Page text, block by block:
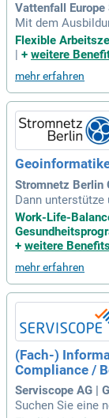
Vattenfall
Mit dem
tung Daten- und
elseitige
nserem
Flexible
+ weitere
mehr erfahren
Stromnetz Berlin
Dann unterstütze
en am Standort
Work-Life-
+ weitere
mehr erfahren
(Fach-)
Compliance /
Serviscope AG |
Suchen Sie eine